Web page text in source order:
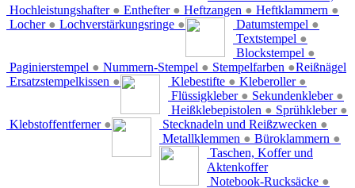
Hochleistungshafter ● Enthefter ● Heftzangen ● Heftklammern ●
Locher ● Lochverstärkungsringe ● Datumstempel ●
Textstempel ●
Blockstempel ●
Paginierstempel ● Nummern-Stempel ● Stempelfarben ●
Ersatzstempelkissen ● Klebestifte ● Kleberoller ●
Flüssigkleber ● Sekundenkleber ●
Heißklebepistolen ● Sprühkleber ●
Klebstoffentferner ●
Reißnägel
Stecknadeln und Reißzwecken ●
Metallklemmen ● Büroklammern ●
Taschen, Koffer und
Aktenkoffer
Notebook-Rucksäcke ●